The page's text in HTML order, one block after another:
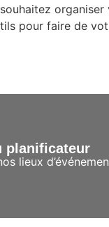
organiser
pour faire de
planificateur
lieux